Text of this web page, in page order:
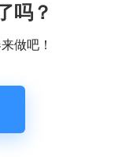
吗？
做吧！